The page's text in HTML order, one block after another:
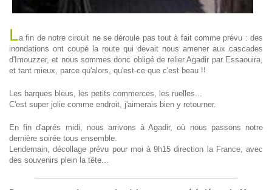
La fin de notre circuit ne se déroule pas tout à fait comme prévu : des
inondations ont coupé la route qui devait nous amener aux cascades
d'Imouzzer, et nous sommes donc obligé de relier Agadir par Essaouira,
et tant mieux, parce qu'alors, qu'est-ce que c'est beau !!
Les barques bleus, les petits commerces, les ruelles...
C'est super jolie comme endroit, j'aimerais bien y retourner.
En fin d'aprés midi, nous arrivons à Agadir, où nous passons notre
dernière soirée tous ensemble.
Lendemain, décollage prévu pour moi à 9h15 direction la France, avec
des souvenirs plein la tête...